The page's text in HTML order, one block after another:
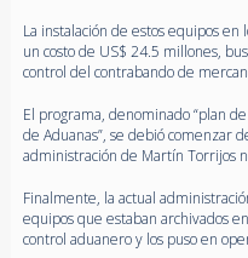
La instalación de estos equipos
un costo de US$ 24.5 millones,
control del contrabando de
El programa, denominado “plan
de Aduanas”, se debió comenzar
administración de Martín Torrijos
Finalmente, la actual
equipos que estaban archivados
control aduanero y los puso en